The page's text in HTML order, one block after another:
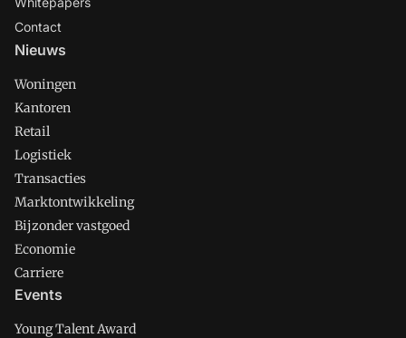
Contact
Nieuws
Woningen
Kantoren
Retail
Logistiek
Transacties
Marktontwikkeling
Bijzonder vastgoed
Economie
Carriere
Events
Young Talent Award